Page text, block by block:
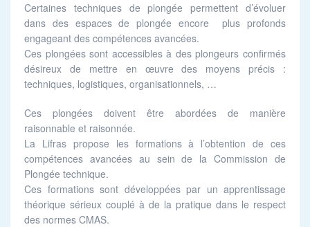
Certaines techniques de plongée permettent d’évoluer
dans des espaces de plongée encore plus profonds
engageant des compétences avancées.
Ces plongées sont accessibles à des plongeurs confirmés
désireux de mettre en œuvre des moyens précis :
techniques, logistiques, organisationnels, …
Ces plongées doivent être abordées de manière
raisonnable et raisonnée.
La Lifras propose les formations à l’obtention de ces
compétences avancées au sein de la Commission de
Plongée technique.
Ces formations sont développées par un apprentissage
théorique sérieux couplé à de la pratique dans le respect
des normes CMAS.